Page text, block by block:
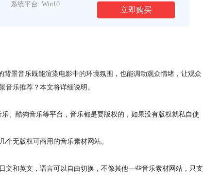
系统平台: Win10
立即购买
景音乐既能渲染电影中的环境氛围，也能调动观众情绪，让观众
音乐推荐？本文将详细说明。
、酷狗音乐等平台，音乐都是要版权的，如果没有版权就私自使
无版权可商用的音乐素材网站。
和英文，语言可以自由切换，不像其他一些音乐素材网站，只支